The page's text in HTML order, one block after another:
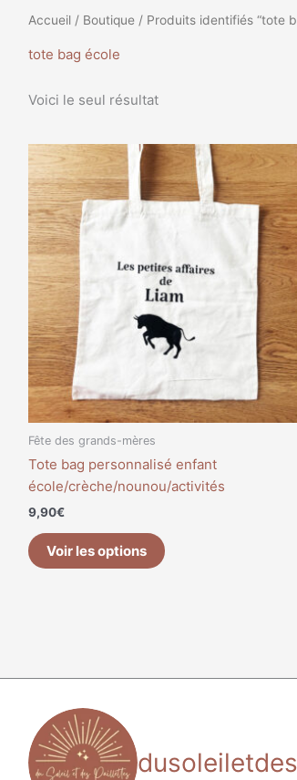
Accueil/ Boutique/ Produits identifiés “tote
tote bag école
Voici le seul résultat
Fête des grands-mères
Tote bag personnalisé enfant
école/crèche/nounou/activités
9,90€
Voir les options